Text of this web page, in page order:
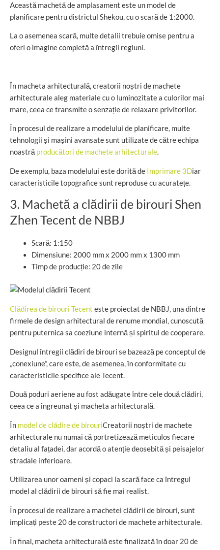
Această machetă de amplasament este un model de
planificare pentru districtul Shekou, cu o scară de 1:2000.
La o asemenea scară, multe detalii trebuie omise pentru a
oferi o imagine completă a întregii regiuni.
În macheta arhitecturală, creatorii noștri de machete
arhitecturale aleg materiale cu o luminozitate a culorilor mai
mare, ceea ce transmite o senzație de relaxare privitorilor.
În procesul de realizare a modelului de planificare, multe
tehnologii și mașini avansate sunt utilizate de către echipa
noastră producători de machete arhitecturale.
De exemplu, baza modelului este dorită de Imprimare 3Diar
caracteristicile topografice sunt reproduse cu acuratețe.
3. Machetă a clădirii de birouri Shen
Zhen Tecent de NBBJ
Scară: 1:150
Dimensiune: 2000 mm x 2000 mm x 1300 mm
Timp de producție: 20 de zile
Clădirea de birouri Tecent este proiectat de NBBJ, una dintre
firmele de design arhitectural de renume mondial, cunoscută
pentru puternica sa coeziune internă și spiritul de cooperare.
Designul întregii clădiri de birouri se bazează pe conceptul de
„conexiune”, care este, de asemenea, în conformitate cu
caracteristicile specifice ale Tecent.
Două poduri aeriene au fost adăugate între cele două clădiri,
ceea ce a îngreunat și macheta arhitecturală.
În model de clădire de birouriCreatorii noștri de machete
arhitecturale nu numai că portretizează meticulos fiecare
detaliu al fațadei, dar acordă o atenție deosebită și peisajelor
stradale inferioare.
Utilizarea unor oameni și copaci la scară face ca întregul
model al clădirii de birouri să fie mai realist.
În procesul de realizare a machetei clădirii de birouri, sunt
implicați peste 20 de constructori de machete arhitecturale.
În final, macheta arhitecturală este finalizată în doar 20 de